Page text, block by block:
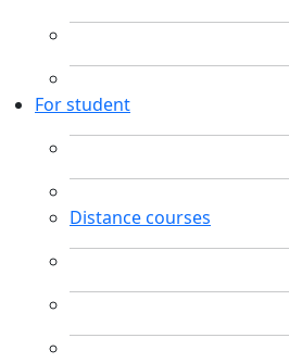
For student
Distance courses